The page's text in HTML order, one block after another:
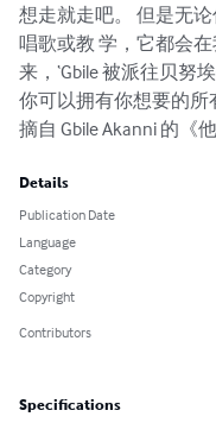
想走就走吧。 但是无
唱歌或教 学，它都会
来，‘Gbile 被派往贝努
你可以拥有你想要的所
摘自 Gbile Akanni 的《
Details
Publication Date
Language
Category
Copyright
Contributors
Specifications